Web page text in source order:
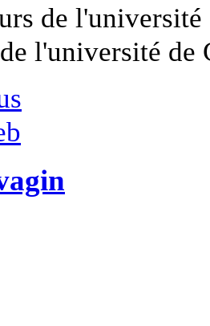
de
l'université